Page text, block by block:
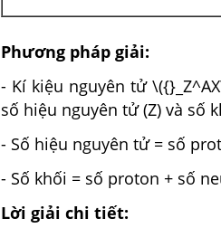
Phương pháp giải:
- Kí kiệu nguyên tử
số hiệu nguyên tử (Z) và số
- Số hiệu nguyên tử = số
- Số khối = số proton + số
Lời giải chi tiết: